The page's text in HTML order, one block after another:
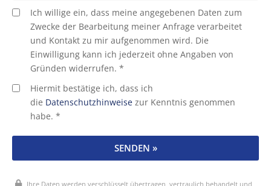
Ich willige ein, dass meine angegebenen Daten zum
Zwecke der Bearbeitung meiner Anfrage verarbeitet
und Kontakt zu mir aufgenommen wird. Die
Einwilligung kann ich jederzeit ohne Angaben von
Gründen widerrufen. *
Hiermit bestätige ich, dass ich
die Datenschutzhinweise zur Kenntnis genommen
habe. *
SENDEN »
Ihre Daten werden verschlüsselt übertragen, vertraulich behandelt und